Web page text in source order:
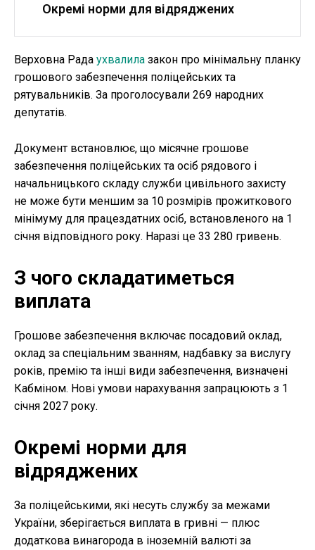
Окремі норми для відряджених
Верховна Рада ухвалила закон про мінімальну планку
грошового забезпечення поліцейських та
рятувальників. За проголосували 269 народних
депутатів.
Документ встановлює, що місячне грошове
забезпечення поліцейських та осіб рядового і
начальницького складу служби цивільного захисту
не може бути меншим за 10 розмірів прожиткового
мінімуму для працездатних осіб, встановленого на 1
січня відповідного року. Наразі це 33 280 гривень.
З чого складатиметься
виплата
Грошове забезпечення включає посадовий оклад,
оклад за спеціальним званням, надбавку за вислугу
років, премію та інші види забезпечення, визначені
Кабміном. Нові умови нарахування запрацюють з 1
січня 2027 року.
Окремі норми для
відряджених
За поліцейськими, які несуть службу за межами
України, зберігається виплата в гривні — плюс
додаткова винагорода в іноземній валюті за